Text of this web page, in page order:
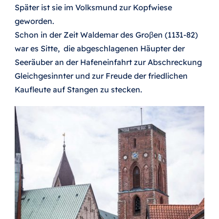
Später ist sie im Volksmund zur Kopfwiese
geworden.
Schon in der Zeit Waldemar des Groβen (1131-82)
war es Sitte, die abgeschlagenen Häupter der
Seeräuber an der Hafeneinfahrt zur Abschreckung
Gleichgesinnter und zur Freude der friedlichen
Kaufleute auf Stangen zu stecken.